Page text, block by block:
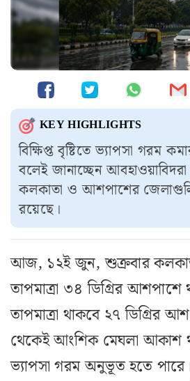
KEY HIGHLIGHTS
বিক্ষিপ্ত বৃষ্টিতে ভ্যাপসা গরম
বলেই জানাচ্ছেন
কলকাতা ও আশপাশের
রয়েছে।
আজ, ১২ই জুন, শুক্রবার
তাপমাত্রা ৩৪ ডিগ্রির আশপাশে
তাপমাত্রা থাকবে ২৭
থেকেই আংশিক মেঘলা আকাশ
ভ্যাপসা গরম অনুভূত হতে